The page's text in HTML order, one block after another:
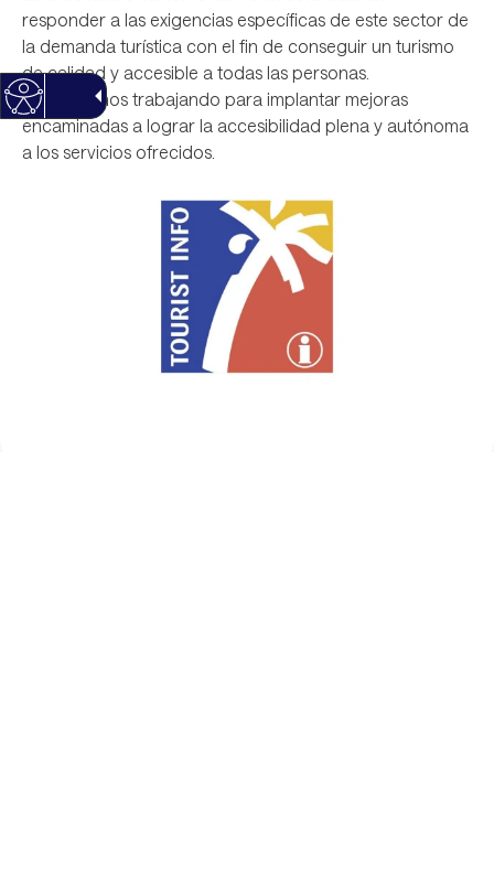
responder a las exigencias específicas de este sector de
la demanda turística con el fin de conseguir un turismo
de calidad y accesible a todas las personas.
Continuamos trabajando para implantar mejoras
encaminadas a lograr la accesibilidad plena y autónoma
a los servicios ofrecidos.